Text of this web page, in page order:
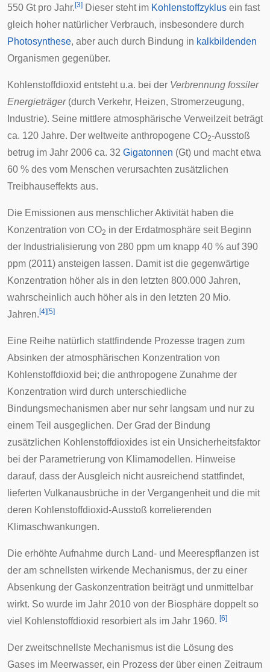
550 Gt pro Jahr. [3] Dieser steht im Kohlenstoffzyklus ein fast
gleich hoher natürlicher Verbrauch, insbesondere durch
Photosynthese, aber auch durch Bindung in kalkbildenden
Organismen gegenüber.
Kohlenstoffdioxid entsteht u.a. bei der Verbrennung fossiler
Energieträger(durch Verkehr, Heizen, Stromerzeugung,
Industrie). Seine mittlere atmosphärische Verweilzeit beträgt
ca. 120 Jahre. Der weltweite anthropogene CO2-Ausstoß
betrug im Jahr 2006 ca. 32 Gigatonnen (Gt) und macht etwa
60 % des vom Menschen verursachten zusätzlichen
Treibhauseffekts aus.
Die Emissionen aus menschlicher Aktivität haben die
Konzentration von CO2 in der Erdatmosphäre seit Beginn
der Industrialisierung von 280 ppm um knapp 40 % auf 390
ppm (2011) ansteigen lassen. Damit ist die gegenwärtige
Konzentration höher als in den letzten 800.000 Jahren,
wahrscheinlich auch höher als in den letzten 20 Mio.
Jahren. [4] [5]
Eine Reihe natürlich stattfindende Prozesse tragen zum
Absinken der atmosphärischen Konzentration von
Kohlenstoffdioxid bei; die anthropogene Zunahme der
Konzentration wird durch unterschiedliche
Bindungsmechanismen aber nur sehr langsam und nur zu
einem Teil ausgeglichen. Der Grad der Bindung
zusätzlichen Kohlenstoffdioxides ist ein Unsicherheitsfaktor
bei der Parametrierung von Klimamodellen. Hinweise
darauf, dass der Ausgleich nicht ausreichend stattfindet,
lieferten Vulkanausbrüche in der Vergangenheit und die mit
deren Kohlenstoffdioxid-Ausstoß korrelierenden
Klimaschwankungen.
Die erhöhte Aufnahme durch Land- und Meerespflanzen ist
der am schnellsten wirkende Mechanismus, der zu einer
Absenkung der Gaskonzentration beiträgt und unmittelbar
wirkt. So wurde im Jahr 2010 von der Biosphäre doppelt so
viel Kohlenstoffdioxid resorbiert als im Jahr 1960. [6]
Der zweitschnellste Mechanismus ist die Lösung des
Gases im Meerwasser, ein Prozess der über einen Zeitraum